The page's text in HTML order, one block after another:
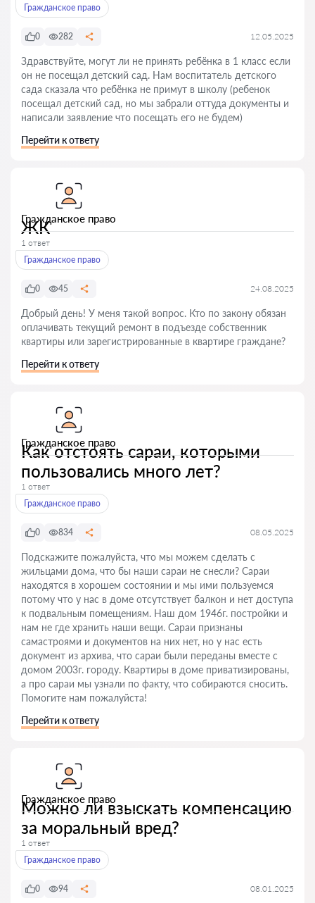
Гражданское право
0 282 12.05.2025
Здравствуйте, могут ли не принять ребёнка в 1 класс если
он не посещал детский сад. Нам воспитатель детского
сада сказала что ребёнка не примут в школу (ребенок
посещал детский сад, но мы забрали оттуда документы и
написали заявление что посещать его не будем)
Перейти к ответу
Гражданское право
ЖК
1 ответ
Гражданское право
0 45 24.08.2025
Добрый день! У меня такой вопрос. Кто по закону обязан
оплачивать текущий ремонт в подъезде собственник
квартиры или зарегистрированные в квартире граждане?
Перейти к ответу
Гражданское право
Как отстоять сараи, которыми
пользовались много лет?
1 ответ
Гражданское право
0 834 08.05.2025
Подскажите пожалуйста, что мы можем сделать с
жильцами дома, что бы наши сараи не снесли? Сараи
находятся в хорошем состоянии и мы ими пользуемся
потому что у нас в доме отсутствует балкон и нет доступа
к подвальным помещениям. Наш дом 1946г. постройки и
нам не где хранить наши вещи. Сараи признаны
самастроями и документов на них нет, но у нас есть
документ из архива, что сараи были переданы вместе с
домом 2003г. городу. Квартиры в доме приватизированы,
а про сараи мы узнали по факту, что собираются сносить.
Помогите нам пожалуйста!
Перейти к ответу
Гражданское право
Можно ли взыскать компенсацию
за моральный вред?
1 ответ
Гражданское право
0 94 08.01.2025